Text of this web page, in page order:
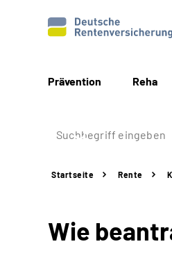
Prävention Reha
Startseite Rente
Wie